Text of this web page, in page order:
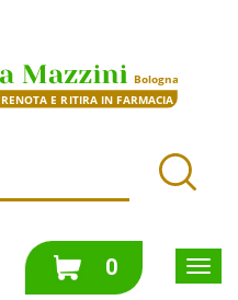
0prodotti
inseriti